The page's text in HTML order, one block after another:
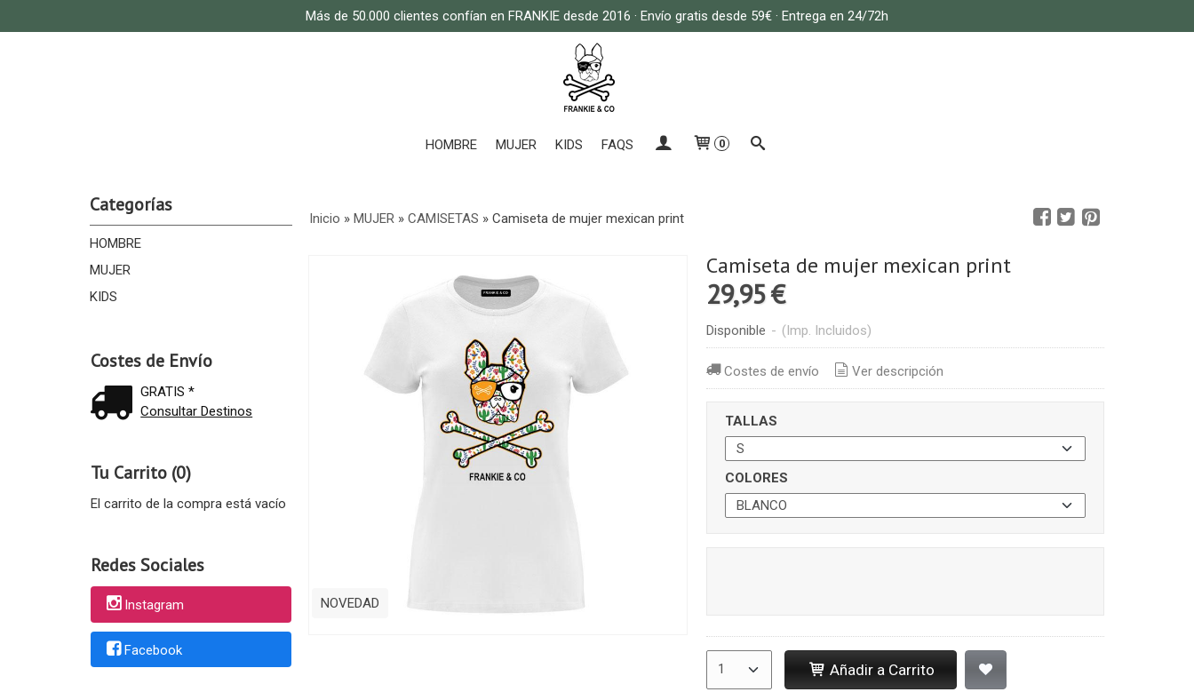
Más de 50.000 clientes confían en FRANKIE desde 2016 · Envío gratis desde 59€ · Entrega en 24/72h
HOMBRE MUJER KIDS FAQS 0
Categorías
HOMBRE
MUJER
KIDS
Costes de Envío
GRATIS *
Consultar Destinos
Tu Carrito (0)
El carrito de la compra está vacío
Redes Sociales
Instagram
Facebook
Inicio » MUJER» CAMISETAS » Camiseta de mujer mexican print
NOVEDAD
Camiseta de mujer mexican print
29,95 €
Disponible - (Imp. Incluidos)
Costes de envío Ver descripción
TALLAS
COLORES
Añadir a Carrito